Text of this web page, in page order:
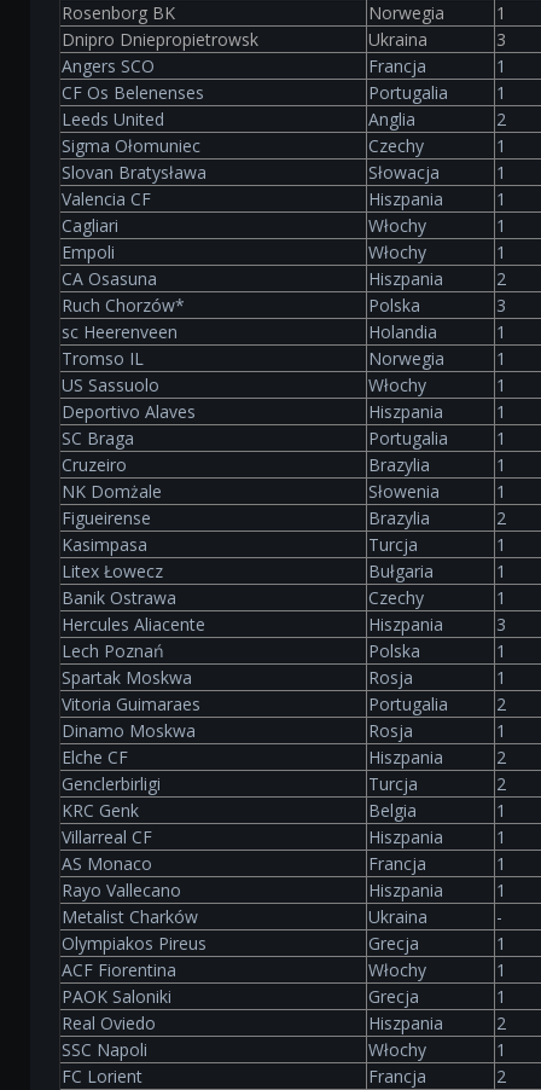
Rosenborg BK
Norwegia
1
Dnipro Dniepropietrowsk
Ukraina
3
Angers SCO
Francja
1
CF Os Belenenses
Portugalia
1
Leeds United
Anglia
2
Sigma Ołomuniec
Czechy
1
Slovan Bratysława
Słowacja
1
Valencia CF
Hiszpania
1
Cagliari
Włochy
1
Empoli
Włochy
1
CA Osasuna
Hiszpania
2
Ruch Chorzów*
Polska
3
sc Heerenveen
Holandia
1
Tromso IL
Norwegia
1
US Sassuolo
Włochy
1
Deportivo Alaves
Hiszpania
1
SC Braga
Portugalia
1
Cruzeiro
Brazylia
1
NK Domżale
Słowenia
1
Figueirense
Brazylia
2
Kasimpasa
Turcja
1
Litex Łowecz
Bułgaria
1
Banik Ostrawa
Czechy
1
Hercules Aliacente
Hiszpania
3
Lech Poznań
Polska
1
Spartak Moskwa
Rosja
1
Vitoria Guimaraes
Portugalia
2
Dinamo Moskwa
Rosja
1
Elche CF
Hiszpania
2
Genclerbirligi
Turcja
2
KRC Genk
Belgia
1
Villarreal CF
Hiszpania
1
AS Monaco
Francja
1
Rayo Vallecano
Hiszpania
1
Metalist Charków
Ukraina
-
Olympiakos Pireus
Grecja
1
ACF Fiorentina
Włochy
1
PAOK Saloniki
Grecja
1
Real Oviedo
Hiszpania
2
SSC Napoli
Włochy
1
FC Lorient
Francja
2